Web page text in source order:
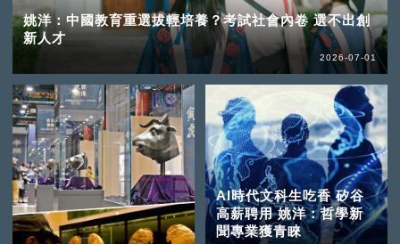
姚洋：中國教育重選拔輕培養？考試社會內卷 選不出創
新人才
2026-07-01
AI時代文科生吃香 矽谷
高薪聘用 姚洋：哲學新
聞專業獲青睞